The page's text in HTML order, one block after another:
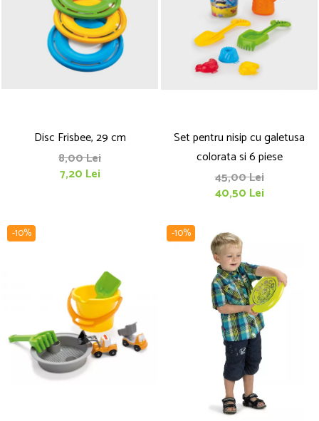
Disc Frisbee, 29 cm
8,00 Lei
7,20 Lei
Set pentru nisip cu galetusa
colorata si 6 piese
45,00 Lei
40,50 Lei
-10% -10%